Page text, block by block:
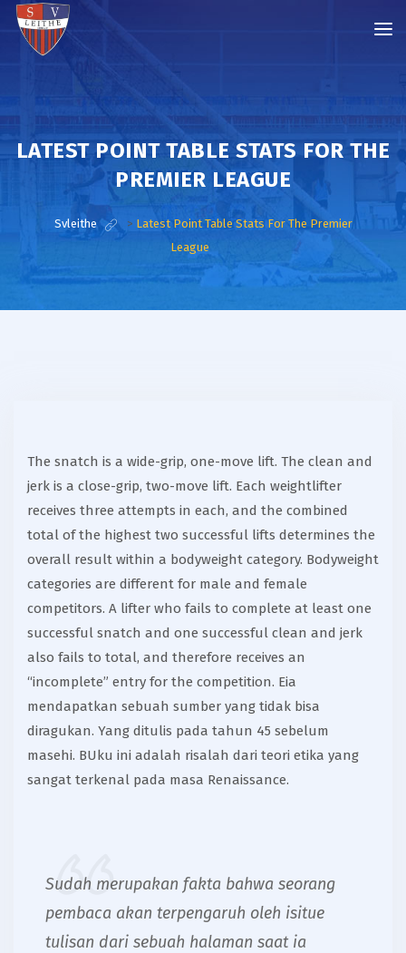
LATEST POINT TABLE STATS FOR THE
PREMIER LEAGUE
Svleithe > Latest Point Table Stats For The Premier
League
The snatch is a wide-grip, one-move lift. The clean and
jerk is a close-grip, two-move lift. Each weightlifter
receives three attempts in each, and the combined
total of the highest two successful lifts determines the
overall result within a bodyweight category. Bodyweight
categories are different for male and female
competitors. A lifter who fails to complete at least one
successful snatch and one successful clean and jerk
also fails to total, and therefore receives an
“incomplete” entry for the competition. Eia
mendapatkan sebuah sumber yang tidak bisa
diragukan. Yang ditulis pada tahun 45 sebelum
masehi. BUku ini adalah risalah dari teori etika yang
sangat terkenal pada masa Renaissance.
Sudah merupakan fakta bahwa seorang
pembaca akan terpengaruh oleh isitue
tulisan dari sebuah halaman saat ia